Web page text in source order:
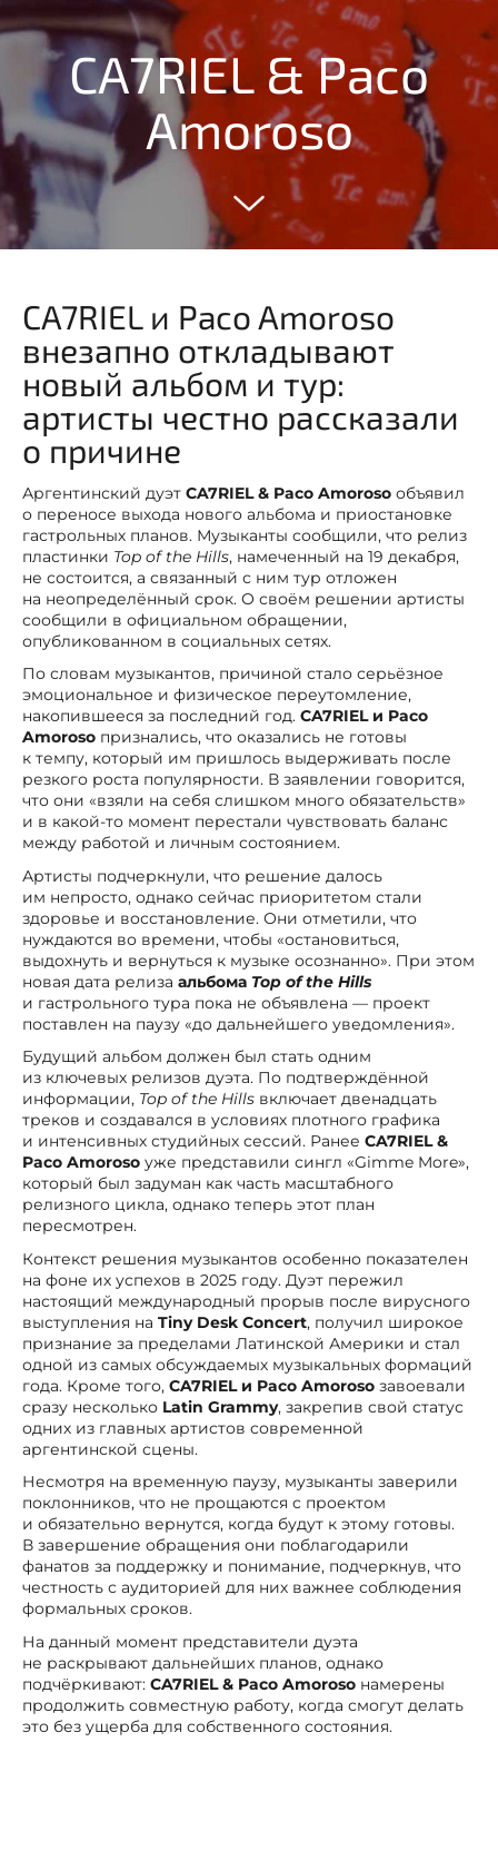
CA7RIEL & Paco
Amoroso
CA7RIEL и Paco Amoroso
внезапно откладывают
новый альбом и тур:
артисты честно рассказали
о причине
Аргентинский дуэт CA7RIEL & Paco Amoroso объявил
о переносе выхода нового альбома и приостановке
гастрольных планов. Музыканты сообщили, что релиз
пластинки Top of the Hills, намеченный на 19 декабря,
не состоится, а связанный с ним тур отложен
на неопределённый срок. О своём решении артисты
сообщили в официальном обращении,
опубликованном в социальных сетях.
По словам музыкантов, причиной стало серьёзное
эмоциональное и физическое переутомление,
накопившееся за последний год. CA7RIEL и Paco
Amoroso признались, что оказались не готовы
к темпу, который им пришлось выдерживать после
резкого роста популярности. В заявлении говорится,
что они «взяли на себя слишком много обязательств»
и в какой-то момент перестали чувствовать баланс
между работой и личным состоянием.
Артисты подчеркнули, что решение далось
им непросто, однако сейчас приоритетом стали
здоровье и восстановление. Они отметили, что
нуждаются во времени, чтобы «остановиться,
выдохнуть и вернуться к музыке осознанно». При этом
новая дата релиза альбома Top of the Hills
и гастрольного тура пока не объявлена — проект
поставлен на паузу «до дальнейшего уведомления».
Будущий альбом должен был стать одним
из ключевых релизов дуэта. По подтверждённой
информации, Top of the Hills включает двенадцать
треков и создавался в условиях плотного графика
и интенсивных студийных сессий. Ранее CA7RIEL &
Paco Amoroso уже представили сингл «Gimme More»,
который был задуман как часть масштабного
релизного цикла, однако теперь этот план
пересмотрен.
Контекст решения музыкантов особенно показателен
на фоне их успехов в 2025 году. Дуэт пережил
настоящий международный прорыв после вирусного
выступления на Tiny Desk Concert, получил широкое
признание за пределами Латинской Америки и стал
одной из самых обсуждаемых музыкальных формаций
года. Кроме того, CA7RIEL и Paco Amoroso завоевали
сразу несколько Latin Grammy, закрепив свой статус
одних из главных артистов современной
аргентинской сцены.
Несмотря на временную паузу, музыканты заверили
поклонников, что не прощаются с проектом
и обязательно вернутся, когда будут к этому готовы.
В завершение обращения они поблагодарили
фанатов за поддержку и понимание, подчеркнув, что
честность с аудиторией для них важнее соблюдения
формальных сроков.
На данный момент представители дуэта
не раскрывают дальнейших планов, однако
подчёркивают: CA7RIEL & Paco Amoroso намерены
продолжить совместную работу, когда смогут делать
это без ущерба для собственного состояния.